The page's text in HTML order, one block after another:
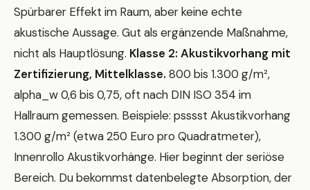
Spürbarer Effekt im Raum, aber keine echte
akustische Aussage. Gut als ergänzende Maßnahme,
nicht als Hauptlösung. Klasse 2: Akustikvorhang mit
Zertifizierung, Mittelklasse. 800 bis 1.300 g/m²,
alpha_w 0,6 bis 0,75, oft nach DIN ISO 354 im
Hallraum gemessen. Beispiele: psssst Akustikvorhang
1.300 g/m² (etwa 250 Euro pro Quadratmeter),
Innenrollo Akustikvorhänge. Hier beginnt der seriöse
Bereich. Du bekommst datenbelegte Absorption, der